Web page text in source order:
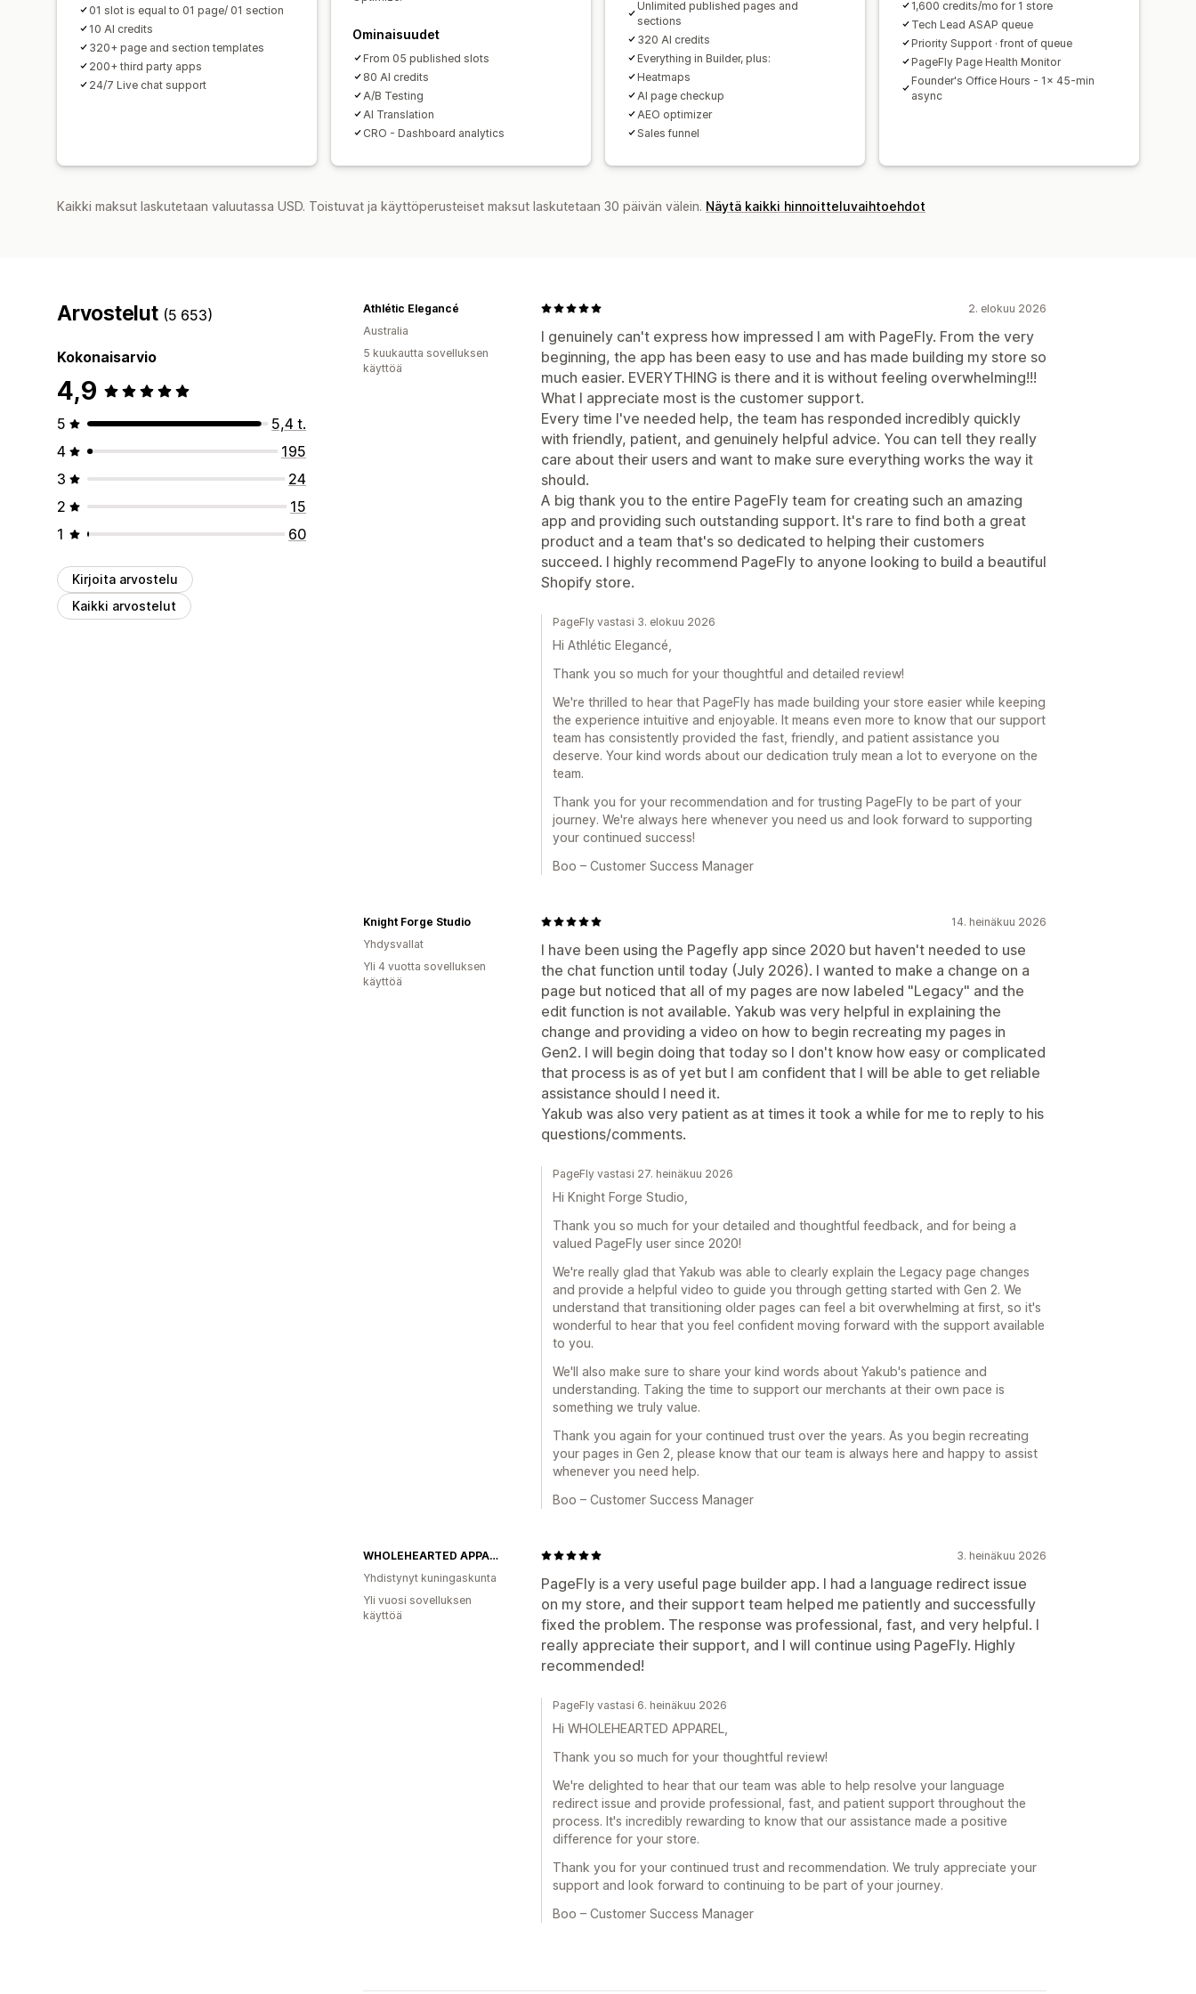
01 slot is equal to 01 page/ 01 section
10 AI credits
320+ page and section templates
200+ third party apps
24/7 Live chat support
Ominaisuudet
From 05 published slots
80 AI credits
A/B Testing
AI Translation
CRO - Dashboard analytics
Unlimited published pages and
sections
320 AI credits
Everything in Builder, plus:
Heatmaps
AI page checkup
AEO optimizer
Sales funnel
1,600 credits/mo for 1 store
Tech Lead ASAP queue
Priority Support · front of queue
PageFly Page Health Monitor
Founder's Office Hours - 1x 45-min
async
Kaikki maksut laskutetaan valuutassa USD. Toistuvat ja käyttöperusteiset maksut laskutetaan 30 päivän välein. Näytä kaikki hinnoitteluvaihtoehdot
Arvostelut (5 653)
Kokonaisarvio
4,9
5
5,4 t.
4
195
3
24
2
15
1
60
Kirjoita arvostelu
Kaikki arvostelut
2. elokuu 2026
I genuinely can't express how impressed I am with PageFly. From the very
beginning, the app has been easy to use and has made building my store so
much easier. EVERYTHING is there and it is without feeling overwhelming!!!
What I appreciate most is the customer support.
Every time I've needed help, the team has responded incredibly quickly
with friendly, patient, and genuinely helpful advice. You can tell they really
care about their users and want to make sure everything works the way it
should.
A big thank you to the entire PageFly team for creating such an amazing
app and providing such outstanding support. It's rare to find both a great
product and a team that's so dedicated to helping their customers
succeed. I highly recommend PageFly to anyone looking to build a beautiful
Shopify store.
Athlétic Elegancé
Australia
5 kuukautta sovelluksen
käyttöä
PageFly vastasi 3. elokuu 2026
Hi Athlétic Elegancé,
Thank you so much for your thoughtful and detailed review!
We're thrilled to hear that PageFly has made building your store easier while keeping
the experience intuitive and enjoyable. It means even more to know that our support
team has consistently provided the fast, friendly, and patient assistance you
deserve. Your kind words about our dedication truly mean a lot to everyone on the
team.
Thank you for your recommendation and for trusting PageFly to be part of your
journey. We're always here whenever you need us and look forward to supporting
your continued success!
Boo – Customer Success Manager
14. heinäkuu 2026
I have been using the Pagefly app since 2020 but haven't needed to use
the chat function until today (July 2026). I wanted to make a change on a
page but noticed that all of my pages are now labeled "Legacy" and the
edit function is not available. Yakub was very helpful in explaining the
change and providing a video on how to begin recreating my pages in
Gen2. I will begin doing that today so I don't know how easy or complicated
that process is as of yet but I am confident that I will be able to get reliable
assistance should I need it.
Yakub was also very patient as at times it took a while for me to reply to his
questions/comments.
Knight Forge Studio
Yhdysvallat
Yli 4 vuotta sovelluksen
käyttöä
PageFly vastasi 27. heinäkuu 2026
Hi Knight Forge Studio,
Thank you so much for your detailed and thoughtful feedback, and for being a
valued PageFly user since 2020!
We're really glad that Yakub was able to clearly explain the Legacy page changes
and provide a helpful video to guide you through getting started with Gen 2. We
understand that transitioning older pages can feel a bit overwhelming at first, so it's
wonderful to hear that you feel confident moving forward with the support available
to you.
We'll also make sure to share your kind words about Yakub's patience and
understanding. Taking the time to support our merchants at their own pace is
something we truly value.
Thank you again for your continued trust over the years. As you begin recreating
your pages in Gen 2, please know that our team is always here and happy to assist
whenever you need help.
Boo – Customer Success Manager
3. heinäkuu 2026
PageFly is a very useful page builder app. I had a language redirect issue
on my store, and their support team helped me patiently and successfully
fixed the problem. The response was professional, fast, and very helpful. I
really appreciate their support, and I will continue using PageFly. Highly
recommended!
WHOLEHEARTED APPAREL
Yhdistynyt kuningaskunta
Yli vuosi sovelluksen
käyttöä
PageFly vastasi 6. heinäkuu 2026
Hi WHOLEHEARTED APPAREL,
Thank you so much for your thoughtful review!
We're delighted to hear that our team was able to help resolve your language
redirect issue and provide professional, fast, and patient support throughout the
process. It's incredibly rewarding to know that our assistance made a positive
difference for your store.
Thank you for your continued trust and recommendation. We truly appreciate your
support and look forward to continuing to be part of your journey.
Boo – Customer Success Manager